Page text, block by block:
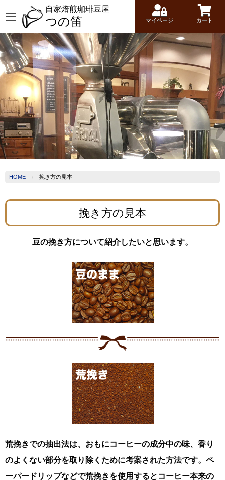
自家焙煎珈琲豆屋
つの笛 マイページ カート
HOME 挽き方の見本
挽き方の見本
豆の挽き方について紹介したいと思います。
荒挽きでの抽出法は、おもにコーヒーの成分中の味、香り
のよくない部分を取り除くために考案された方法です。ペ
ーパードリップなどで荒挽きを使用するとコーヒー本来の